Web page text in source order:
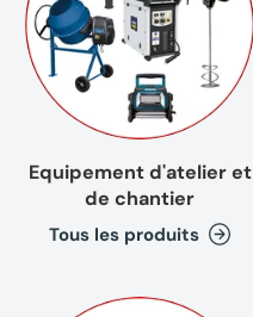
Equipement d'atelier et
de chantier
Tous les produits